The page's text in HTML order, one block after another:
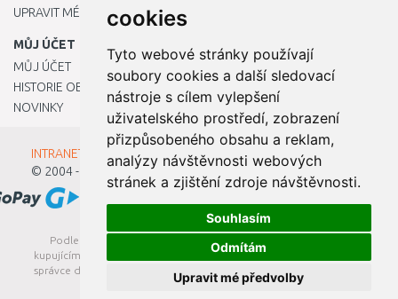
cookies
Tyto webové stránky používají
soubory cookies a další sledovací
nástroje s cílem vylepšení
uživatelského prostředí, zobrazení
přizpůsobeného obsahu a reklam,
analýzy návštěvnosti webových
stránek a zjištění zdroje návštěvnosti.
Souhlasím
Odmítám
Upravit mé předvolby
UPRAVIT MÉ PŘEDVOLBY COOKIES
MŮJ ÚČET
MŮJ ÚČET
HISTORIE OBJEDNÁVEK
NOVINKY
INTRANET - Přihlášení pro zaměstnance
© 2004 - 2026
Kamody s.r.o.
Podle zákona o evidenci tržeb je prodávající povinen vystavit
kupujícímu účtenku. Zároveň je povinen zaevidovat přijatou tržbu u
správce daně online; v případě technického výpadku pak nejpozději
do 48 hodin.